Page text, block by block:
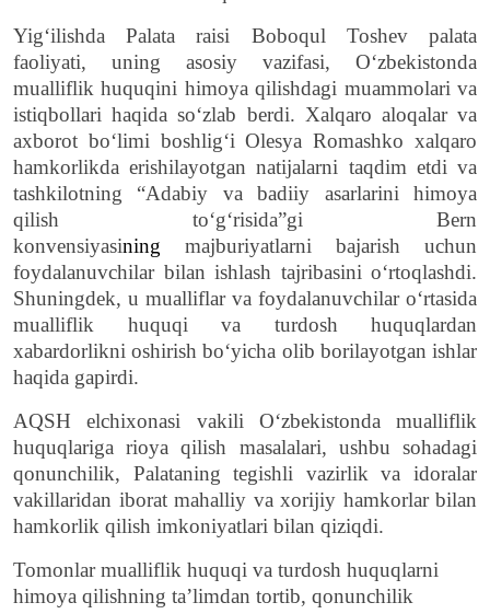
Yig‘ilishda Palata raisi Boboqul Toshev palata
faoliyati, uning asosiy vazifasi, O‘zbekistonda
mualliflik huquqini himoya qilishdagi muammolari va
istiqbollari haqida so‘zlab berdi. Xalqaro aloqalar va
axborot bo‘limi boshlig‘i Olesya Romashko xalqaro
hamkorlikda erishilayotgan natijalarni taqdim etdi va
tashkilotning “Аdabiy va badiiy asarlarini himoya
qilish to‘g‘risida”gi Bern
konvensiyasining majburiyatlarni bajarish uchun
foydalanuvchilar bilan ishlash tajribasini o‘rtoqlashdi.
Shuningdek, u mualliflar va foydalanuvchilar o‘rtasida
mualliflik huquqi va turdosh huquqlardan
xabardorlikni oshirish bo‘yicha olib borilayotgan ishlar
haqida gapirdi.
AQSH elchixonasi vakili Oʻzbekistonda mualliflik
huquqlariga rioya qilish masalalari, ushbu sohadagi
qonunchilik, Palataning tegishli vazirlik va idoralar
vakillaridan iborat mahalliy va xorijiy hamkorlar bilan
hamkorlik qilish imkoniyatlari bilan qiziqdi.
Tomonlar mualliflik huquqi va turdosh huquqlarni
himoya qilishning ta’limdan tortib, qonunchilik